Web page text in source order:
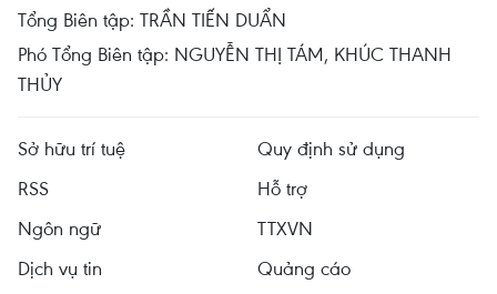
Tổng Biên tập: TRẦN TIẾN DUẨN
Phó Tổng Biên tập: NGUYỄN THỊ TÁM, KHÚC THANH
THỦY
Sở hữu trí tuệ
Quy định sử dụng
RSS
Hỗ trợ
Ngôn ngữ
TTXVN
Dịch vụ tin
Quảng cáo